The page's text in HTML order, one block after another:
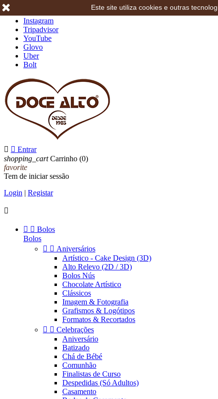
Instagram
Tripadvisor
YouTube
Glovo
Uber
Bolt
  Entrar
shopping_cart Carrinho (0)
favorite
Tem de iniciar sessão
Login | Registar

  Bolos
Bolos
  Aniversários
Artístico - Cake Design (3D)
Alto Relevo (2D / 3D)
Bolos Nús
Chocolate Artístico
Clássicos
Imagem & Fotografia
Grafismos & Logótipos
Formatos & Recortados
  Celebrações
Aniversário
Batizado
Chá de Bébé
Comunhão
Finalistas de Curso
Despedidas (Só Adultos)
Casamento
Este site utiliza cookies e outras